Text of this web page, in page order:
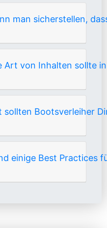
man sicherstellen,
Art von Inhalten sollte
sollten Bootsverleiher
einige Best Practices